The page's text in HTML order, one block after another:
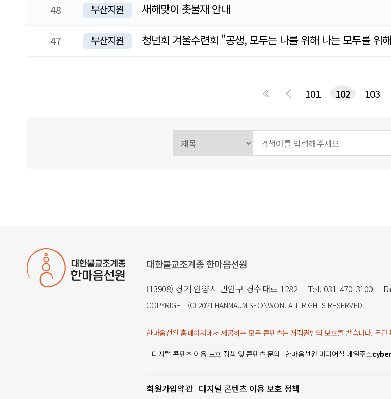
48 부산지원 새해맞이 촛불재 안내
47 부산지원 청년회 겨울수련회 "공생, 모두는 나를 위해 나는 모두를 위
101 102 103
대한불교조계종 한마음선원
(13908) 경기 안양시 만안구 경수대로 1282 Tel. 031-470-3100
COPYRIGHT (C) 2021 HANMAUM SEONWON. ALL RIGHTS RESERVED.
한마음선원 홈페이지에서 제공하는 모든 콘텐츠는 저작권법의 보호를 받습니다. 무
디지털 콘텐츠 이용 보호 정책 및 콘텐츠 문의 한마음선원 미디어실 메일주소
회원가입약관 디지털 콘텐츠 이용 보호 정책